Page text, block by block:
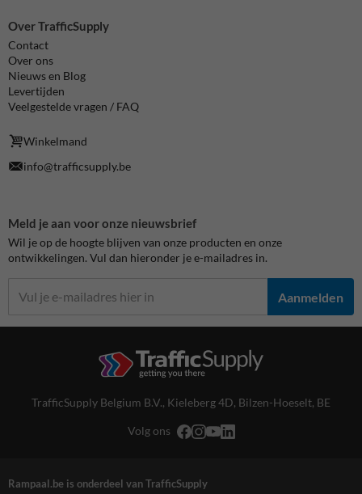
Over TrafficSupply
Contact
Over ons
Nieuws en Blog
Levertijden
Veelgestelde vragen / FAQ
Winkelmand
info@trafficsupply.be
Meld je aan voor onze nieuwsbrief
Wil je op de hoogte blijven van onze producten en onze
ontwikkelingen. Vul dan hieronder je e-mailadres in.
Aanmelden
TrafficSupply Belgium B.V., Kieleberg 4D, Bilzen-Hoeselt, BE
Volg ons
Rampaal.be is onderdeel van TrafficSupply